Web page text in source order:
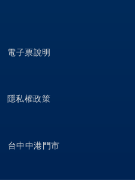
電子票說明
隱私權政策
台中中港門市